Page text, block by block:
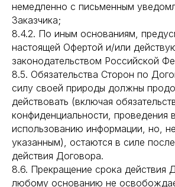
немедленно с письменным
Заказчика;
8.4.2. По иным основаниям,
настоящей Офертой и/или
законодательством Российской
8.5. Обязательства Сторон по
силу своей природы должны
действовать (включая
конфиденциальности, проведения
использованию информации, но,
указанным), остаются в силе
действия Договора.
8.6. Прекращение срока действия
любому основанию не